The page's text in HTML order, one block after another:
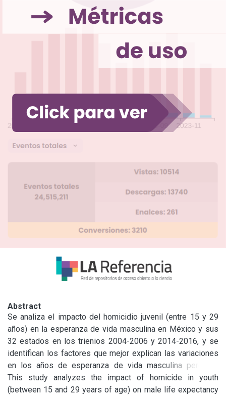
Abstract
Se analiza el impacto del homicidio juvenil (entre 15 y 29
años) en la esperanza de vida masculina en México y sus
32 estados en los trienios 2004-2006 y 2014-2016, y se
identifican los factores que mejor explican las variaciones
en los años de esperanza de vida masculina perdidos
(AEVMP) por homicidio juvenil a nivel estatal en 2014-
2016. A partir de datos oficiales, se calcularon la esperanza
This study analyzes the impact of homicide in youth
(between 15 and 29 years of age) on male life expectancy